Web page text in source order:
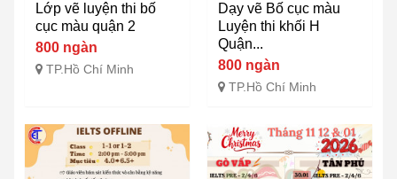
Lớp vẽ luyện thi bố
cục màu quận 2
800 ngàn
TP.Hồ Chí Minh
Dạy vẽ Bố cục màu
Luyện thi khối H
Quận...
800 ngàn
TP.Hồ Chí Minh